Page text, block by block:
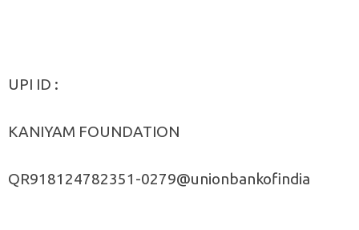
UPI ID :
KANIYAM FOUNDATION
QR918124782351-0279@unionbankofindia